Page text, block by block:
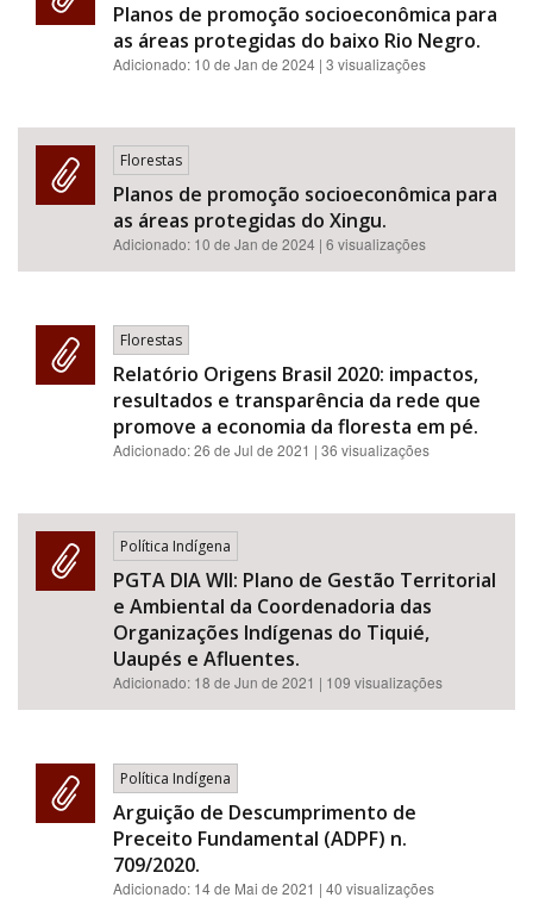
Planos de promoção socioeconômica para
as áreas protegidas do baixo Rio Negro.
Adicionado: 10 de Jan de 2024 | 3 visualizações
Florestas
Planos de promoção socioeconômica para
as áreas protegidas do Xingu.
Adicionado: 10 de Jan de 2024 | 6 visualizações
Florestas
Relatório Origens Brasil 2020: impactos,
resultados e transparência da rede que
promove a economia da floresta em pé.
Adicionado:26 de Jul de 2021 | 36 visualizações
Política Indígena
PGTA DIA WII: Plano de Gestão Territorial
e Ambiental da Coordenadoria das
Organizações Indígenas do Tiquié,
Uaupés e Afluentes.
Adicionado: 18 de Jun de 2021 | 109 visualizações
Política Indígena
Arguição de Descumprimento de
Preceito Fundamental (ADPF) n.
709/2020.
Adicionado: 14 de Mai de 2021 | 40 visualizações